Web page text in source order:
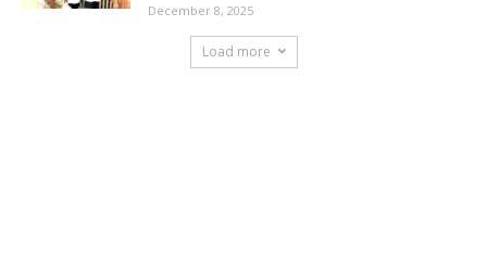
December 8, 2025
Load more